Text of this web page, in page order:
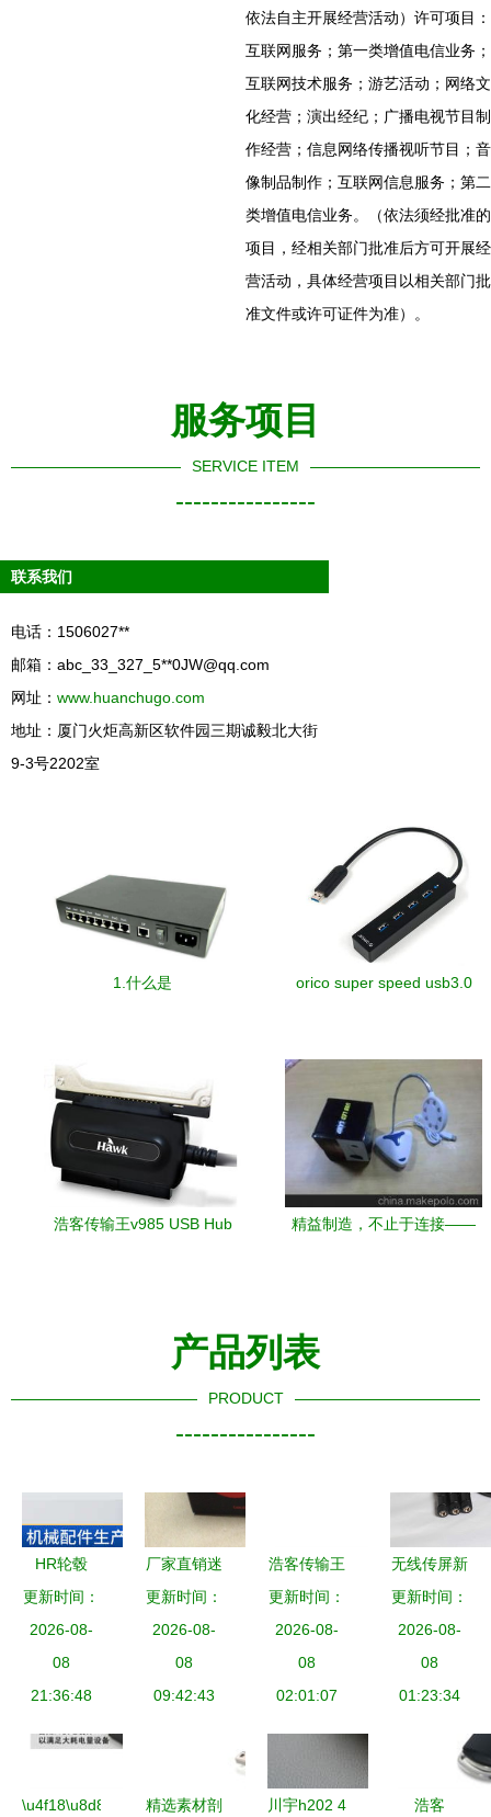
依法自主开展经营活动）许可项目：
互联网服务；第一类增值电信业务；
互联网技术服务；游艺活动；网络文
化经营；演出经纪；广播电视节目制
作经营；信息网络传播视听节目；音
像制品制作；互联网信息服务；第二
类增值电信业务。（依法须经批准的
项目，经相关部门批准后方可开展经
营活动，具体经营项目以相关部门批
准文件或许可证件为准）。
服务项目
SERVICE ITEM
----------------
联系我们
电话：1506027**
邮箱：abc_33_327_5**0JW@qq.com
网址： www.huanchugo.com
地址：厦门火炬高新区软件园三期诚毅北大街
9-3号2202室
1.什么是
orico super speed usb3.0
浩客传输王v985 USB Hub
精益制造，不止于连接——
产品列表
PRODUCT
----------------
HR轮毂
HUB详解
性能、设计
与改装指南
更新时间：
2026-08-
08
21:36:48
厂家直销迷
你插件蓝牙
小音响 小
额批量采购
首选，深圳
HUB创新方
更新时间：
2026-08-
08
09:42:43
浩客传输王
v992 USB
Hub产品图
片与功能解
析
更新时间：
2026-08-
08
02:01:07
无线传屏新
选择 试过
泽创WiFi
P-智能投屏
Hub或成继
市场新宠
更新时间：
2026-08-
08
01:23:34
精选素材剖
川宇h202 4
浩客